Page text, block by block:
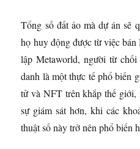
Tổng số đất ảo mà dự án sẽ
họ huy động được từ việc
lập Metaworld, người từ
danh là một thực tế phổ biến
tử và NFT trên khắp thế giới,
sự giám sát hơn, khi các
thuật số này trở nên phổ biến